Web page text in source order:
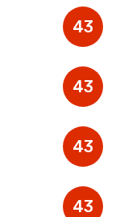
43
43
43
43